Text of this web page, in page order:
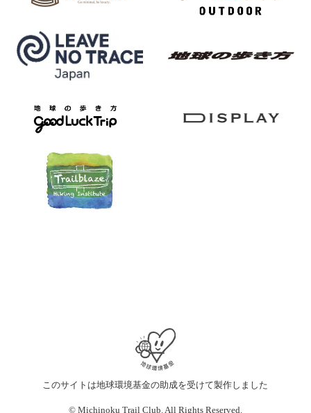
このサイトは地球環境基金の助成を受けて製作しました
© Michinoku Trail Club. All Rights Reserved.